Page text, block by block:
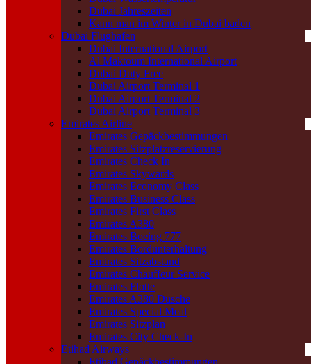
Dubai Jahreszeiten
Kann man im Winter in Dubai baden
Dubai Flughafen
Dubai International Airport
Al Maktoum International Airport
Dubai Duty Free
Dubai Airport Terminal 1
Dubai Airport Terminal 2
Dubai Airport Terminal 3
Emirates Airline
Emirates Gepäckbestimmungen
Emirates Sitzplatzreservierung
Emirates Check In
Emirates Skywards
Emirates Economy Class
Emirates Business Class
Emirates First Class
Emirates A380
Emirates Boeing 777
Emirates Bordunterhaltung
Emirates Sitzabstand
Emirates Chauffeur Service
Emirates Flotte
Emirates A380 Dusche
Emirates Special Meal
Emirates Sitzplan
Emirates City Check-In
Etihad Airways
Etihad Gepäckbestimmungen